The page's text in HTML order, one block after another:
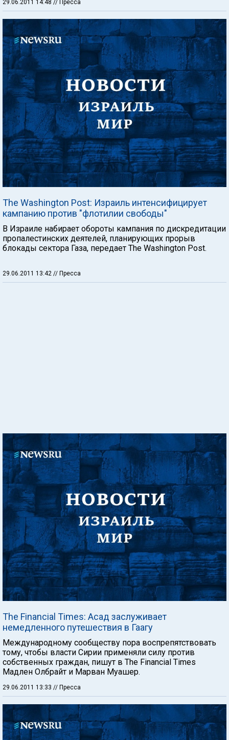
29.06.2011 14:48 // Пресса
The Washington Post: Израиль интенсифицирует
кампанию против "флотилии свободы"
В Израиле набирает обороты кампания по дискредитации
пропалестинских деятелей, планирующих прорыв
блокады сектора Газа, передает The Washington Post.
29.06.2011 13:42 // Пресса
The Financial Times: Асад заслуживает
немедленного путешествия в Гаагу
Международному сообществу пора воспрепятствовать
тому, чтобы власти Сирии применяли силу против
собственных граждан, пишут в The Financial Times
Мадлен Олбрайт и Марван Муашер.
29.06.2011 13:33 // Пресса